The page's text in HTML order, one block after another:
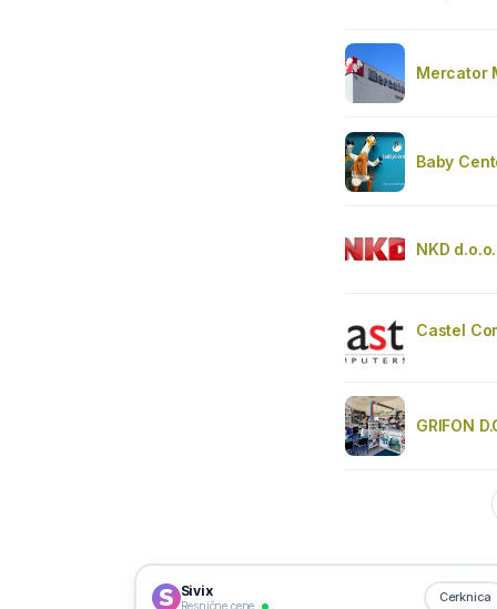
Mercator
Baby
NKD
Castel
GRIFON
Sivix
Resnične cene
Cerknica